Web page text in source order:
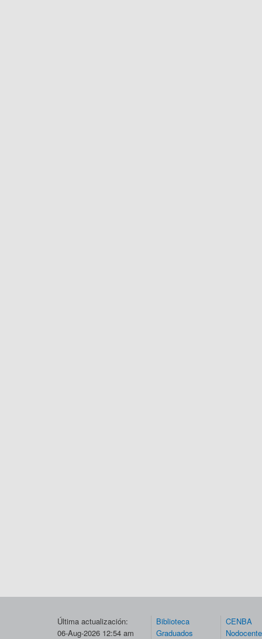
Última actualización:
06-Aug-2026 12:54 am
Biblioteca
Graduados
CENBA